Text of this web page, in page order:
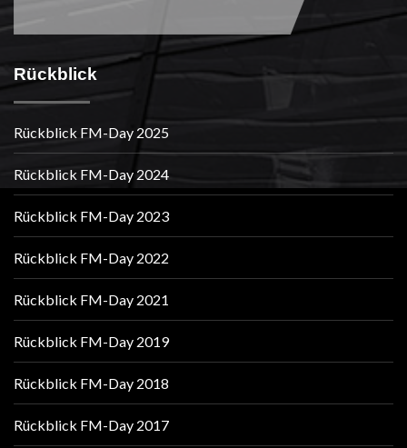
Rückblick
Rückblick FM-Day 2025
Rückblick FM-Day 2024
Rückblick FM-Day 2023
Rückblick FM-Day 2022
Rückblick FM-Day 2021
Rückblick FM-Day 2019
Rückblick FM-Day 2018
Rückblick FM-Day 2017